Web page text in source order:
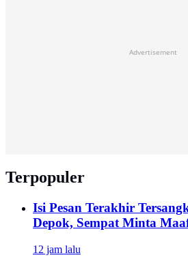
Advertisement
Terpopuler
Isi Pesan Terakhir
Depok, Sempat Minta
12 jam lalu